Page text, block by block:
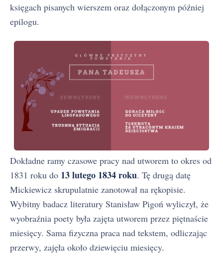
księgach pisanych wierszem oraz dołączonym później
epilogu.
Dokładne ramy czasowe pracy nad utworem to okres od
1831 roku do 13 lutego 1834 roku. Tę drugą datę
Mickiewicz skrupulatnie zanotował na rękopisie.
Wybitny badacz literatury Stanisław Pigoń wyliczył, że
wyobraźnia poety była zajęta utworem przez piętnaście
miesięcy. Sama fizyczna praca nad tekstem, odliczając
przerwy, zajęła około dziewięciu miesięcy.